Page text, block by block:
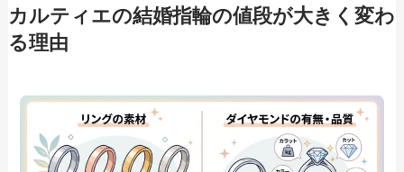
カルティエの結婚指輪の値段が大きく変わ
る理由